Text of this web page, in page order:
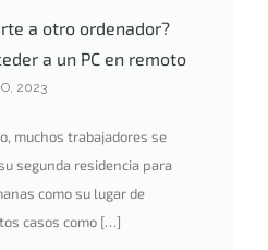
a otro ordenador?
a un PC en remoto
2023
muchos trabajadores se
segunda residencia para
como su lugar de
casos como […]